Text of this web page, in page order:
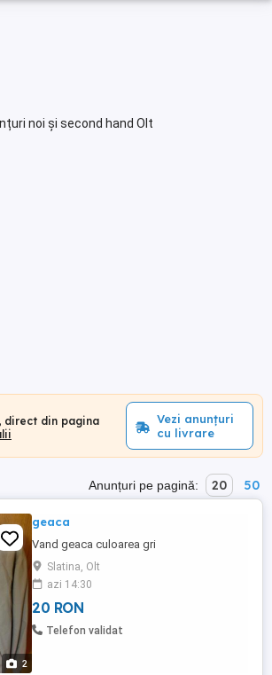
noi și second hand Olt
direct din pagina
Vezi anunțuri
cu livrare
Anunțuri pe pagină: 20 50
2
geaca
Vand geaca culoarea gri
Slatina, Olt
azi 14:30
20 RON
Telefon validat